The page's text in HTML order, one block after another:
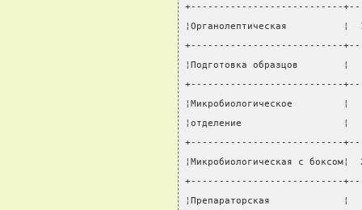
+---------------------------
¦Органолептическая
+---------------------------
¦Подготовка образцов
+---------------------------
¦Микробиологическое
¦отделение
+---------------------------
¦Микробиологическая с
+---------------------------
¦Препараторская